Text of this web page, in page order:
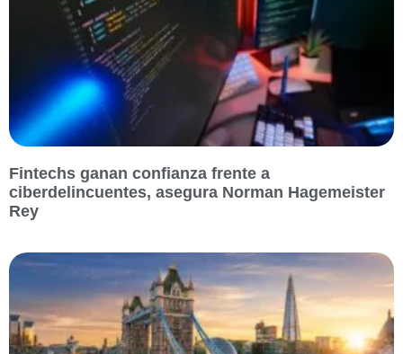
Fintechs ganan confianza frente a
ciberdelincuentes, asegura Norman Hagemeister
Rey